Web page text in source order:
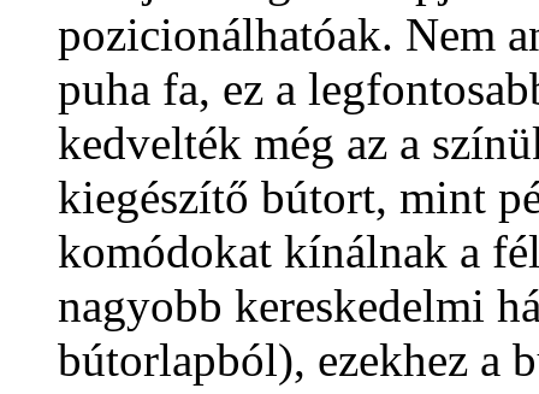
pozicionálhatóak. Nem
puha fa, ez a
kedvelték még az a
kiegészítő bútort, mint
komódokat kínálnak a
nagyobb kereskedelmi
bútorlapból), ezekhez a